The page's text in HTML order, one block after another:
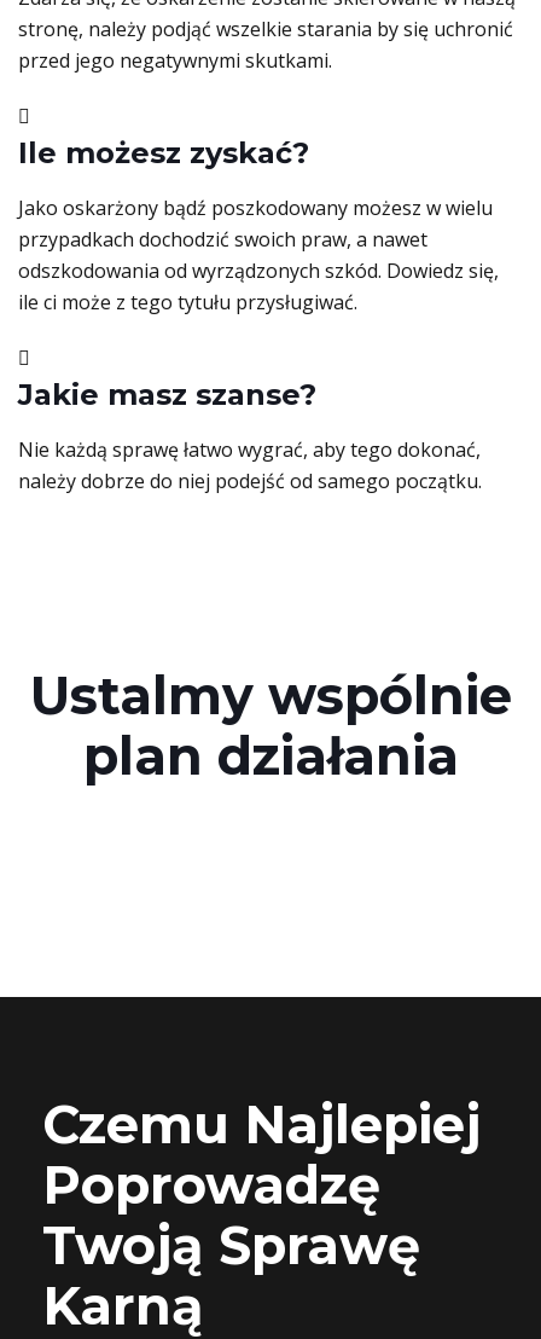
stronę, należy podjąć wszelkie starania by się uchronić
przed jego negatywnymi skutkami.
Ile możesz zyskać?
Jako oskarżony bądź poszkodowany możesz w wielu
przypadkach dochodzić swoich praw, a nawet
odszkodowania od wyrządzonych szkód. Dowiedz się,
ile ci może z tego tytułu przysługiwać.
Jakie masz szanse?
Nie każdą sprawę łatwo wygrać, aby tego dokonać,
należy dobrze do niej podejść od samego początku.
Ustalmy wspólnie
plan działania
Czemu Najlepiej
Poprowadzę
Twoją Sprawę
Karną